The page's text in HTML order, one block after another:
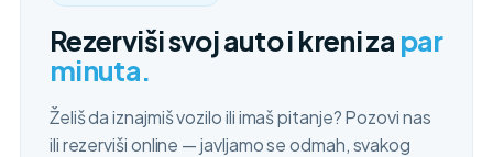
Rezerviši svoj auto i kreni za par
minuta.
Želiš da iznajmiš vozilo ili imaš pitanje? Pozovi nas
ili rezerviši online — javljamo se odmah, svakog